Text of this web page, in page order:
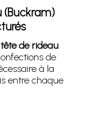
(Buckram)
de rideau
de
à la
entre chaque